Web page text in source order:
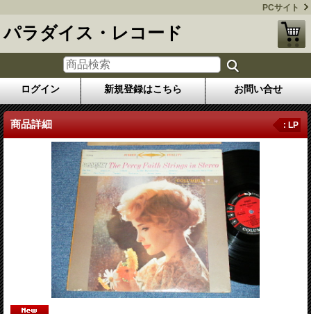
PCサイト
パラダイス・レコード
ログイン 新規登録はこちら お問い合せ
商品詳細 : LP